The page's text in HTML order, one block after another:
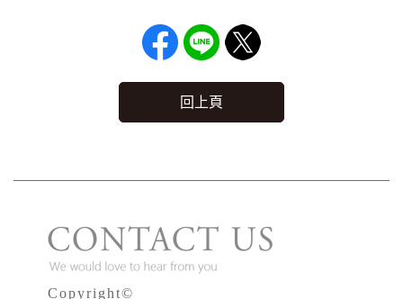
回上頁
Copyright©